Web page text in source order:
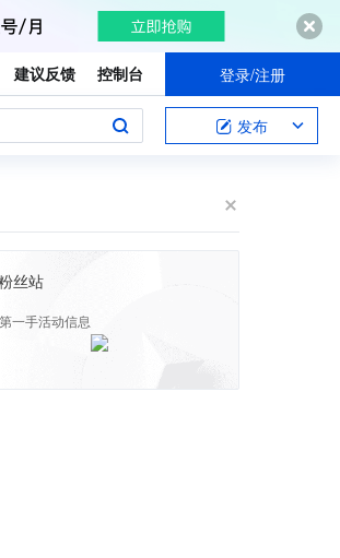
建议反馈 控制台 登录/注册
发布
丝站
一手活动信息